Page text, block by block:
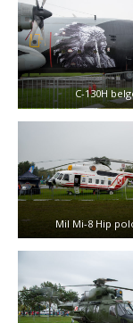
C-130H
Mil Mi-8 Hip